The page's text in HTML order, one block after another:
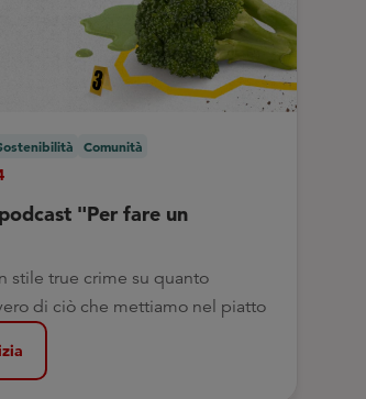
Comunità
"Per fare un
stile true crime su quanto
di ciò che mettiamo nel piatto